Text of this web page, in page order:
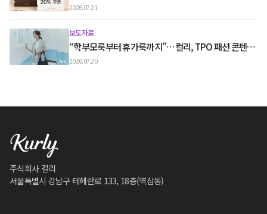
2026.07.21
보도자료
“학부모룩부터 휴가룩까지”…컬리, TPO 패션 콘텐츠
‘스타일노트’ 흥행
2026.07.20
주식회사 컬리
서울특별시 강남구 테헤란로 133, 18층(역삼동)